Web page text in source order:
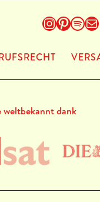
Instagram
E-
weltbekannt dank